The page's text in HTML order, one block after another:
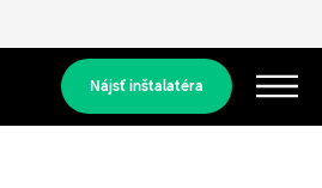
Nájsť inštalatéra